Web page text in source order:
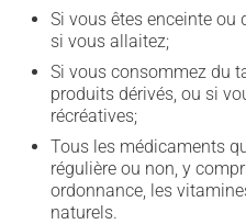
Si vous êtes enceinte ou
si vous allaitez;
Si vous consommez du
produits dérivés, ou si
récréatives;
Tous les médicaments
régulière ou non, y
ordonnance, les
naturels.